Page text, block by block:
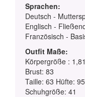
Sprachen:
Deutsch -
Englisch -
Französisch -
Outfit Maße:
Körpergröße :
Brust: 83
Taille: 63 Hüfte: 95
Schuhgröße: 41